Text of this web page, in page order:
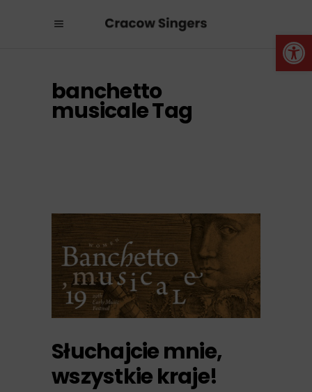
banchetto
musicale Tag
Słuchajcie mnie,
wszystkie kraje!